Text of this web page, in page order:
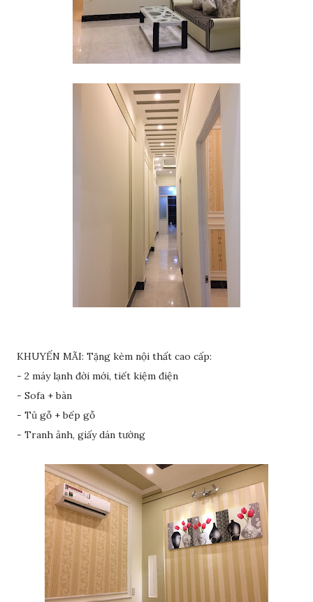
KHUYẾN MÃI: Tặng kèm nội thất cao cấp:
- 2 máy lạnh đời mới, tiết kiệm điện
- Sofa + bàn
- Tủ gỗ + bếp gỗ
- Tranh ảnh, giấy dán tường